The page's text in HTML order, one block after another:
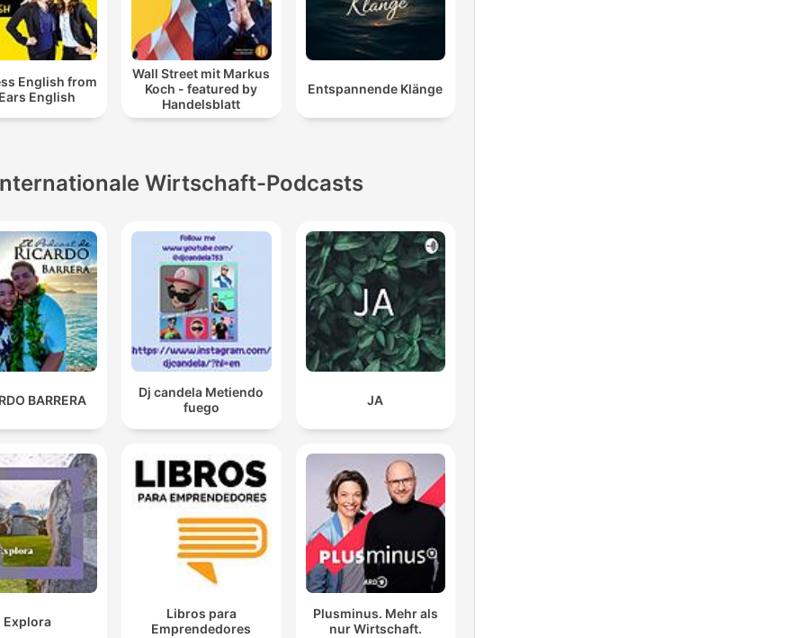
English from
English
Wall Street mit Markus
Koch - featured by
Handelsblatt
Entspannende Klänge
Wirtschaft-Podcasts
BARRERA
Dj candela Metiendo
fuego
JA
Explora
Libros para
Emprendedores
Plusminus. Mehr als
nur Wirtschaft.